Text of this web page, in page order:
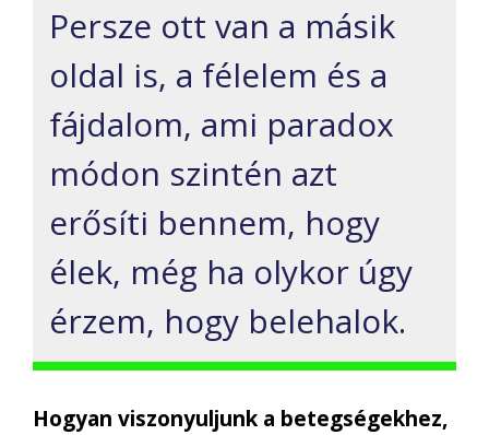
Persze ott van a másik
oldal is, a félelem és a
fájdalom, ami paradox
módon szintén azt
erősíti bennem, hogy
élek, még ha olykor úgy
érzem, hogy belehalok.
Hogyan viszonyuljunk a betegségekhez,